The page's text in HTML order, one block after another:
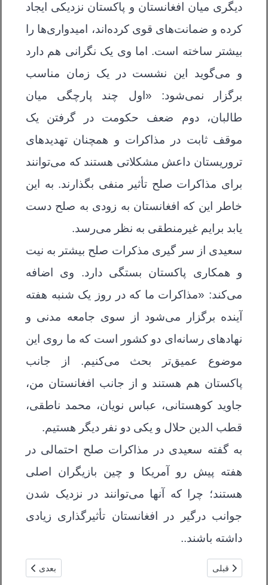
دیگری میان افغانستان و پاکستان نزدیکی ایجاد
کرده و ضمانت‌های قوی کرده‌اند، امیدواری‌ها را
بیشتر ساخته است. اما وی یک نگرانی هم دارد
و می‌گوید این نشست در یک زمان مناسب
برگزار نمی‌شود: «اول چند پارچگی میان
طالبان، دوم ضعف حکومت در گرفتن یک
موقف ثابت در مذاکرات و همچنان تهدیدهای
تروریستان داعش مشکلاتی هستند که می‌توانند
برای مذاکرات صلح تأثیر منفی بگذارند. به این
خاطر این که افغانستان به زودی به صلح دست
یابد برایم غیرمنطقی به نظر می‌رسد.
سعیدی از سر گیری مذکرات صلح بیشتر به نیت
و همکاری پاکستان بستگی دارد. وی اضافه
می‌کند: «مذاکرات ما که در روز یک شنبه هفته
آینده برگزار می‌شود از سوی جامعه مدنی و
نهادهای رسانه‌ای دو کشور است که ما روی این
موضوع عمیق‌تر بحث می‌کنیم. از جانب
پاکستان هم هستند و از جانب افغانستان من،
جاوید کوهستانی، عباس نویان، محمد ناطقی،
قطب الدین حلال و یکی دو نفر دیگر هستیم.
به گفته سعیدی در مذاکرات صلح احتمالی در
هفته پیش رو آمریکا و چین بازیگران اصلی
هستند؛ چرا که آنها می‌توانند در نزدیک شدن
جوانب درگیر در افغانستان تأثیرگذاری زیادی
داشته باشند..
مطلب قبلی: د هلمند فرهنګي وضعيت / څوارلسمه برخه / پوهنيار نور
قبلی مطلب بعدی:
بعدی